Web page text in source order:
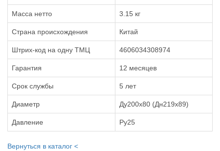
Масса нетто 3.15 кг
Страна происхождения Китай
Штрих-код на одну ТМЦ 4606034308974
Гарантия 12 месяцев
Срок службы 5 лет
Диаметр Ду200х80 (Дн219х89)
Давление Ру25
Вернуться в каталог <